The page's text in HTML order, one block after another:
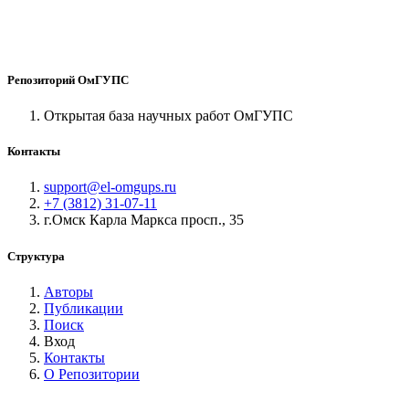
Репозиторий ОмГУПС
Открытая база научных работ ОмГУПС
Контакты
support@el-omgups.ru
+7 (3812) 31-07-11
г.Омск Карла Маркса просп., 35
Структура
Авторы
Публикации
Поиск
Вход
Контакты
О Репозитории